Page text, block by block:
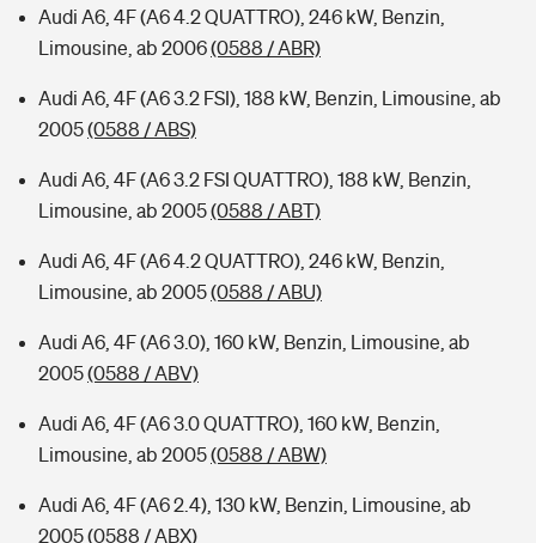
Audi A6, 4F (A6 4.2 QUATTRO), 246 kW, Benzin,
Limousine, ab 2006(0588 / ABR)
Audi A6, 4F (A6 3.2 FSI), 188 kW, Benzin, Limousine, ab
2005(0588 / ABS)
Audi A6, 4F (A6 3.2 FSI QUATTRO), 188 kW, Benzin,
Limousine, ab 2005(0588 / ABT)
Audi A6, 4F (A6 4.2 QUATTRO), 246 kW, Benzin,
Limousine, ab 2005(0588 / ABU)
Audi A6, 4F (A6 3.0), 160 kW, Benzin, Limousine, ab
2005(0588 / ABV)
Audi A6, 4F (A6 3.0 QUATTRO), 160 kW, Benzin,
Limousine, ab 2005(0588 / ABW)
Audi A6, 4F (A6 2.4), 130 kW, Benzin, Limousine, ab
2005(0588 / ABX)